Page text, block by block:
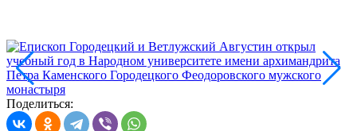
Поделиться: